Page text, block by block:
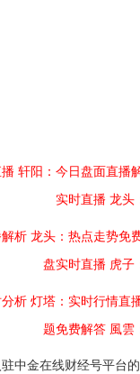
轩阳：今日盘面直播
实时直播 龙头
析 龙头：热点走势免
盘实时直播 虎子
析 灯塔：实时行情直
题免费解答 風雲
中金在线财经号平台